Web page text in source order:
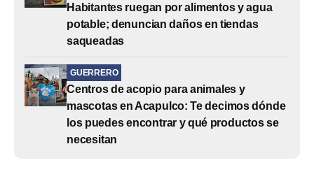
Habitantes ruegan por alimentos y agua
potable; denuncian daños en tiendas
saqueadas
GUERRERO
Centros de acopio para animales y
mascotas en Acapulco: Te decimos dónde
los puedes encontrar y qué productos se
necesitan